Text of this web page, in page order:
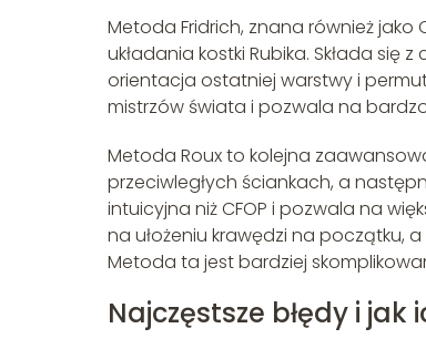
Metoda Fridrich, znana również
układania kostki Rubika. Składa się
orientacja ostatniej warstwy i
mistrzów świata i pozwala na
Metoda Roux to kolejna
przeciwległych ściankach, a
intuicyjna niż CFOP i pozwala na
na ułożeniu krawędzi na początku,
Metoda ta jest bardziej
Najczęstsze błędy i jak